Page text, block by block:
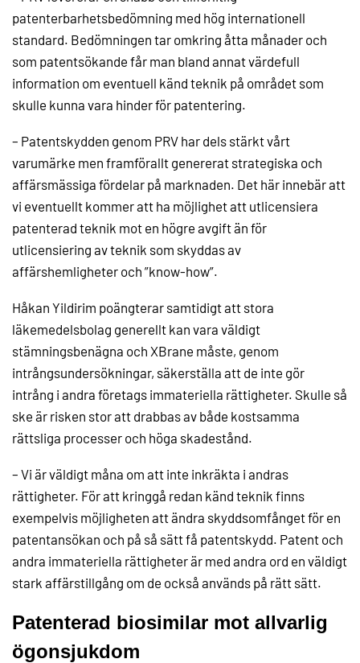
patenterbarhetsbedömning med hög internationell
standard. Bedömningen tar omkring åtta månader och
som patentsökande får man bland annat värdefull
information om eventuell känd teknik på området som
skulle kunna vara hinder för patentering.
– Patentskydden genom PRV har dels stärkt vårt
varumärke men framförallt genererat strategiska och
affärsmässiga fördelar på marknaden. Det här innebär att
vi eventuellt kommer att ha möjlighet att utlicensiera
patenterad teknik mot en högre avgift än för
utlicensiering av teknik som skyddas av
affärshemligheter och ”know-how”.
Håkan Yildirim poängterar samtidigt att stora
läkemedelsbolag generellt kan vara väldigt
stämningsbenägna och XBrane måste, genom
intrångsundersökningar, säkerställa att de inte gör
intrång i andra företags immateriella rättigheter. Skulle så
ske är risken stor att drabbas av både kostsamma
rättsliga processer och höga skadestånd.
– Vi är väldigt måna om att inte inkräkta i andras
rättigheter. För att kringgå redan känd teknik finns
exempelvis möjligheten att ändra skyddsomfånget för en
patentansökan och på så sätt få patentskydd. Patent och
andra immateriella rättigheter är med andra ord en väldigt
stark affärstillgång om de också används på rätt sätt.
Patenterad biosimilar mot allvarlig
ögonsjukdom